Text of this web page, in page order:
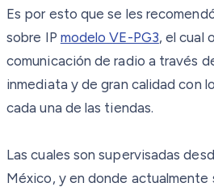
Es por esto que se les
sobre IP modelo VE-PG3, el cual
comunicación de radio a través
inmediata y de gran calidad con
cada una de las tiendas.
Las cuales son supervisadas
México, y en donde actualmente